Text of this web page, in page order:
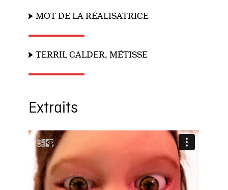
MOT DE LA RÉALISATRICE
TERRIL CALDER, MÉTISSE
Extraits